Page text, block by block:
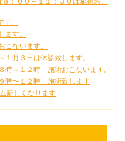
。
ます。
こないます。
月３日は休診致します。
時～１２時 施術おこないます。
時〜１２時 施術致します
新しくなります